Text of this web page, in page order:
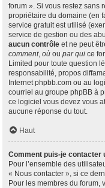
forum ». Si vous restez sans
propriétaire du domaine (en
service gratuit est utilisé
service de gestion ou des
aucun contrôle et ne peut
comment, où ou par qui ce
Limited pour toute question
responsabilité, propos
Internet phpbb.com ou au
courriel au groupe phpBB à
ce logiciel vous devez vous
aucune réponse du tout.
Haut
Comment puis-je contacter
Pour l’ensemble des
« Nous contacter », si ce
Pour les membres du forum,